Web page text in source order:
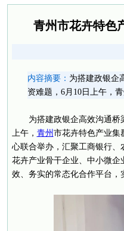
青州市花卉特色
内容摘要： 为搭建政银企
资难题，6月10日上午，
为搭建政银企高效沟通桥
上午， 青州 市花卉特色产业集
心联合举办，汇聚工商银行
花卉产业骨干企业、中小微
效、务实的常态化合作平台